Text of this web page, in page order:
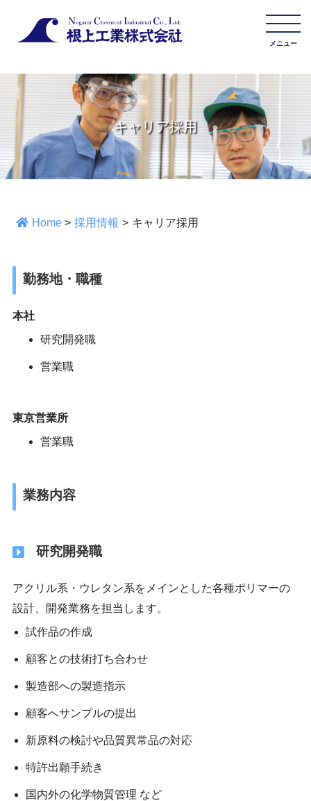
キャリア採用
Home > 採用情報 > キャリア採用
勤務地・職種
本社
研究開発職
営業職
東京営業所
営業職
業務内容
研究開発職
アクリル系・ウレタン系をメインとした各種ポリマーの
設計、開発業務を担当します。
試作品の作成
顧客との技術打ち合わせ
製造部への製造指示
顧客へサンプルの提出
新原料の検討や品質異常品の対応
特許出願手続き
国内外の化学物質管理 など